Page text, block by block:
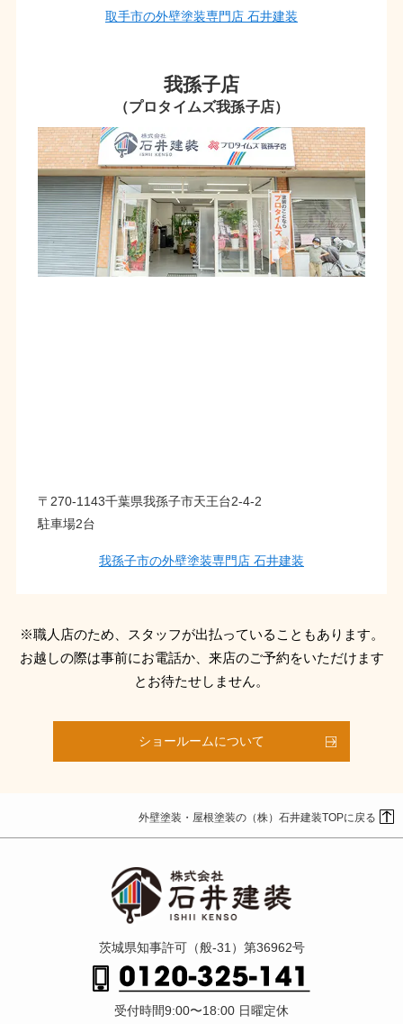
取手市の外壁塗装専門店 石井建装
我孫子店
（プロタイムズ我孫子店）
〒270-1143千葉県我孫子市天王台2-4-2
駐車場2台
我孫子市の外壁塗装専門店 石井建装
※職人店のため、スタッフが出払っていることもあります。
お越しの際は事前にお電話か、来店のご予約をいただけます
とお待たせしません。
ショールームについて
外壁塗装・屋根塗装の（株）石井建装TOPに戻る
茨城県知事許可（般-31）第36962号
受付時間9:00〜18:00 日曜定休